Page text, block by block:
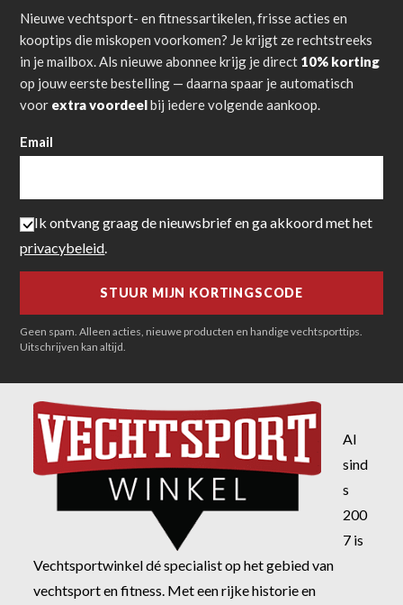
Nieuwe vechtsport- en fitnessartikelen, frisse acties en
kooptips die miskopen voorkomen? Je krijgt ze rechtstreeks
in je mailbox. Als nieuwe abonnee krijg je direct 10% korting
op jouw eerste bestelling — daarna spaar je automatisch
voor extra voordeelbij iedere volgende aankoop.
Email
Ik ontvang graag de nieuwsbrief en ga akkoord met het
privacybeleid
Geen spam. Alleen acties, nieuwe producten en handige vechtsporttips.
Uitschrijven kan altijd.
Al
sind
s
200
7 is
Vechtsportwinkel dé specialist op het gebied van
vechtsport en fitness. Met een rijke historie en